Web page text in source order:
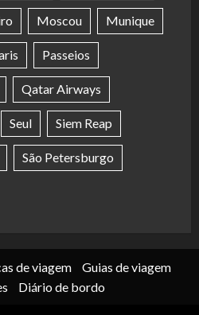
Moscou Munique
Passeios
Qatar Airways
Seul Siem Reap
São Petersburgo
de viagem
Guias de viagem
Diário de bordo